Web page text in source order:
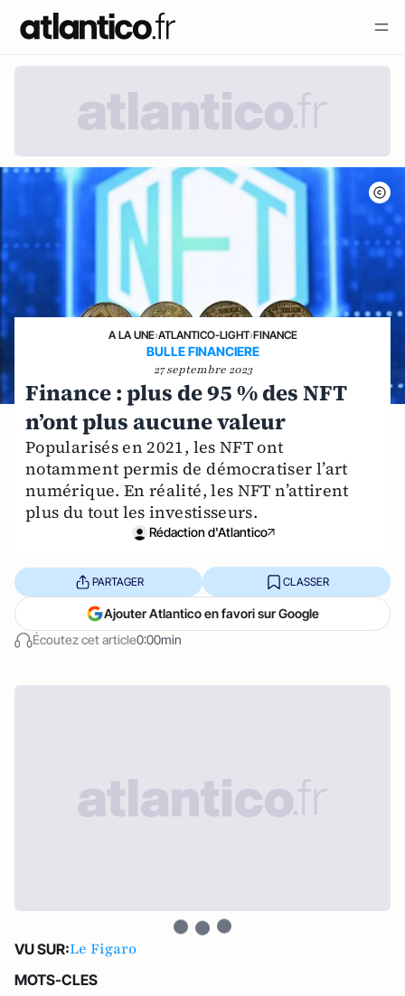
A LA UNE›ATLANTICO-LIGHT›FINANCE
BULLE FINANCIERE
27 septembre 2023
Finance : plus de 95 % des NFT
n’ont plus aucune valeur
Popularisés en 2021, les NFT ont
notamment permis de démocratiser l’art
numérique. En réalité, les NFT n’attirent
plus du tout les investisseurs.
Rédaction d'Atlantico
Écoutez cet article0:00min
PARTAGER CLASSER
Ajouter Atlantico en favori sur Google
VU SUR:Le Figaro
MOTS-CLES